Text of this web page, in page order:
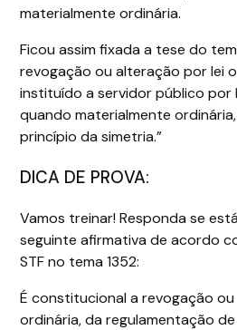
materialmente ordinária.
Ficou assim fixada a tese do
revogação ou alteração por lei
instituído a servidor público por
quando materialmente
princípio da simetria.”
DICA DE PROVA:
Vamos treinar! Responda se
seguinte afirmativa de acordo
STF no tema 1352:
É constitucional a revogação
ordinária, da regulamentação